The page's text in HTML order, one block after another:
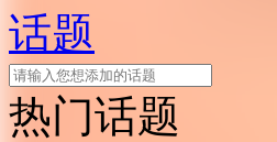
话题
热门话题